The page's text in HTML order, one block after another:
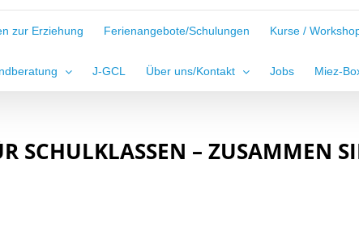
zur Erziehung Ferienangebote/Schulungen Kurse /
J-GCL Über uns/Kontakt Jobs Miez-
SCHULKLASSEN – ZUSAMMEN